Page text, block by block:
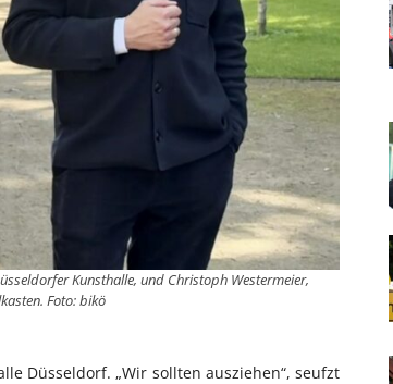
Kunsthalle, und Christoph Westermeier,
Foto: bikö
Düsseldorf. „Wir sollten ausziehen“, seufzt